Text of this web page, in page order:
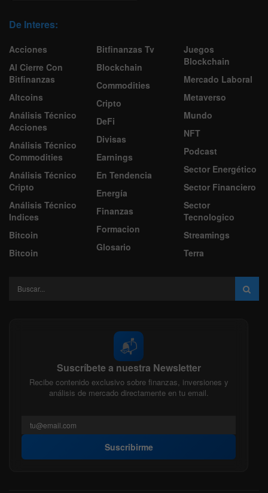
De Interes:
Acciones
Al Cierre Con
Bitfinanzas
Altcoins
Análisis Técnico
Acciones
Análisis Técnico
Commodities
Análisis Técnico
Cripto
Análisis Técnico
Indices
Bitcoin
Bitcoin
Bitfinanzas Tv
Blockchain
Commodities
Cripto
DeFi
Divisas
Earnings
En Tendencia
Energía
Finanzas
Formacion
Glosario
Juegos
Blockchain
Mercado Laboral
Metaverso
Mundo
NFT
Podcast
Sector Energético
Sector Financiero
Sector
Tecnologico
Streamings
Terra
📬
Suscríbete a nuestra Newsletter
Recibe contenido exclusivo sobre finanzas, inversiones y
análisis de mercado directamente en tu email.
Suscribirme